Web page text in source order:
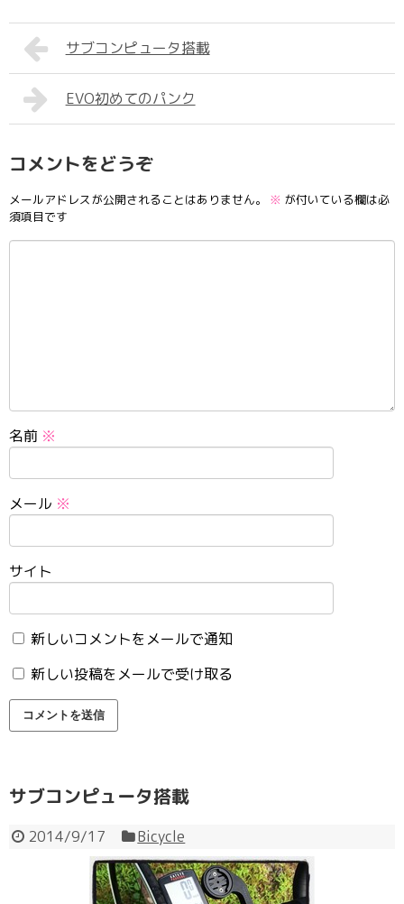
サブコンピュータ搭載
EVO初めてのパンク
コメントをどうぞ
メールアドレスが公開されることはありません。 ※ が付いている欄は必
須項目です
名前 ※
メール ※
サイト
新しいコメントをメールで通知
新しい投稿をメールで受け取る
サブコンピュータ搭載
2014/9/17 Bicycle